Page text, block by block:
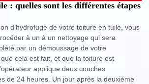
: quelles sont les différentes étapes
d’hydrofuge de votre toiture en tuile, vous
à un à un nettoyage qui sera
par un démoussage de votre
cela est fait, et que la toiture est
applique deux couches
de 24 heures. Un jour après la deuxième